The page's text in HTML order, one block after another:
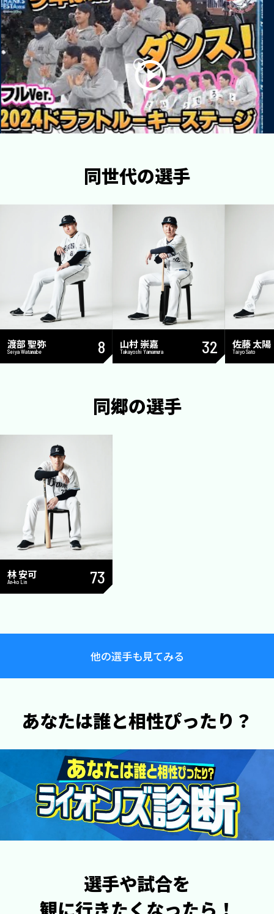
同世代の選手
渡部 聖弥
Seiya Watanabe 8 山村 崇嘉
Takayoshi Yamamura 32 佐藤 太陽
Taiyo Sato
同郷の選手
林 安可
An-ko Lin 73
他の選手も見てみる
あなたは誰と相性ぴったり？
選手や試合を
観に行きたくなったら！